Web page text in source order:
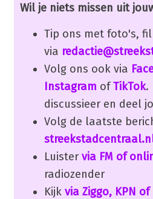
Wil je niets missen uit
Tip ons met foto's,
via
Volg ons ook via
Instagram ofTikTok.
discussieer en deel
Volg de laatste
Luister via FM of
radiozender
Kijk via Ziggo, KPN